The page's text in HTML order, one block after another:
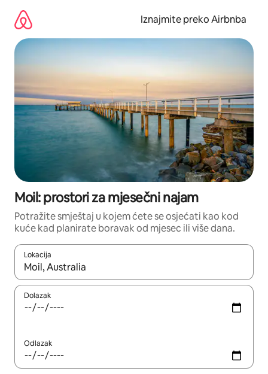
sadržaj
Iznajmite preko Airbnba
Moil: prostori za mjesečni najam
Potražite smještaj u kojem ćete se osjećati kao kod
kuće kad planirate boravak od mjesec ili više dana.
Lokacija
Kada budu dostupni rezultati, moći ćete ih pregledati
Dolazak
Odlazak